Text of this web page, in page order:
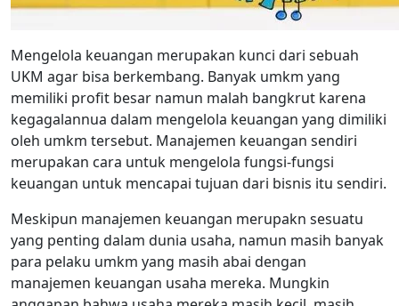
Mengelola keuangan merupakan kunci dari sebuah
UKM agar bisa berkembang. Banyak umkm yang
memiliki profit besar namun malah bangkrut karena
kegagalannua dalam mengelola keuangan yang dimiliki
oleh umkm tersebut. Manajemen keuangan sendiri
merupakan cara untuk mengelola fungsi-fungsi
keuangan untuk mencapai tujuan dari bisnis itu sendiri.
Meskipun manajemen keuangan merupakn sesuatu
yang penting dalam dunia usaha, namun masih banyak
para pelaku umkm yang masih abai dengan
manajemen keuangan usaha mereka. Mungkin